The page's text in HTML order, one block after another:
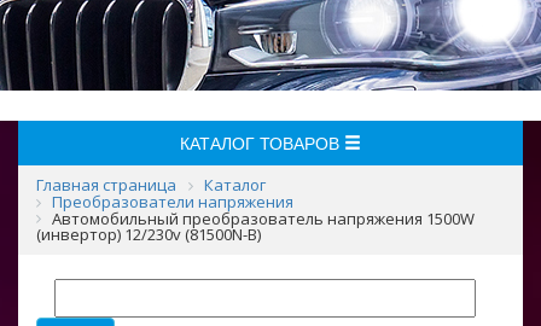
КАТАЛОГ ТОВАРОВ
Главная страница Каталог
Преобразователи напряжения
Автомобильный преобразователь напряжения 1500W
(инвертор) 12/230v (81500N-B)